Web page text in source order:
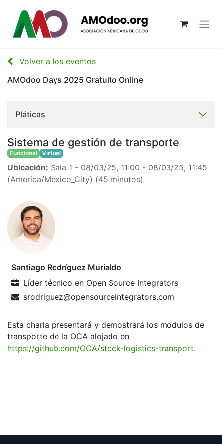
Volver a los eventos
AMOdoo Days 2025 Gratuito Online
Pláticas
Sistema de gestión de transporte
Funcional Virtual
Ubicación: Sala 1 - 08/03/25, 11:00 - 08/03/25, 11:45
(America/Mexico_City) (45 minutos)
Santiago Rodríguez Murialdo
Líder técnico en Open Source Integrators
srodriguez@opensourceintegrators.com
Esta charla presentará y demostrará los modulos de
transporte de la OCA alojado en
https://github.com/OCA/stock-logistics-transport.